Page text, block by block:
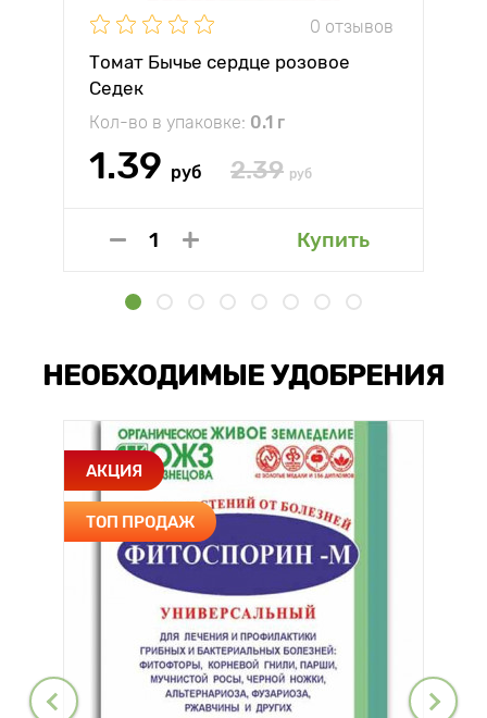
0 отзывов
Томат Бычье сердце розовое
Седек
Кол-во в упаковке: 0.1 г
1.39 руб 2.39 руб
Купить
НЕОБХОДИМЫЕ УДОБРЕНИЯ
АКЦИЯ
ТОП ПРОДАЖ